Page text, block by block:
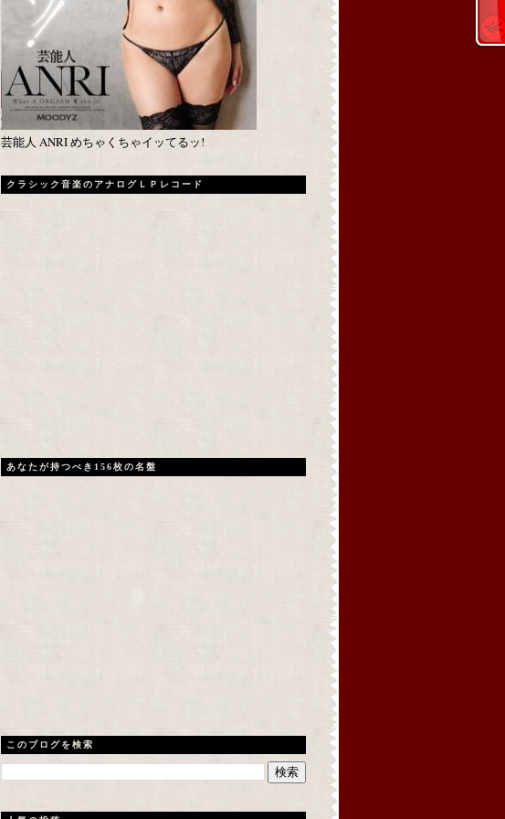
芸能人 ANRI めちゃくちゃイッてるッ!
クラシック音楽のアナログＬＰレコード
あなたが持つべき156枚の名盤
このブログを検索